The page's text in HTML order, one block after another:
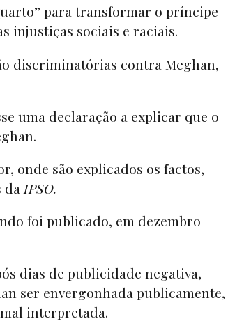
para transformar o príncipe
injustiças sociais e raciais.
discriminatórias contra Meghan,
uma declaração a explicar que o
onde são explicados os factos,
IPSO.
foi publicado, em dezembro
dias de publicidade negativa,
ser envergonhada publicamente,
interpretada.